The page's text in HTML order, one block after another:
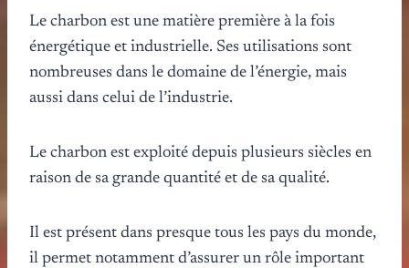
Le charbon est une matière première à la fois
énergétique et industrielle. Ses utilisations sont
nombreuses dans le domaine de l’énergie, mais
aussi dans celui de l’industrie.
Le charbon est exploité depuis plusieurs siècles en
raison de sa grande quantité et de sa qualité.
Il est présent dans presque tous les pays du monde,
il permet notamment d’assurer un rôle important